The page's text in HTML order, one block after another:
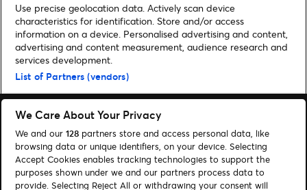
Home Musik
Bruce Springsteen & The E Street Band kommen 2024 live
nach Hannover | Alle Infos zum Ticket-Vorverkauf
Suchen
Cookie-Einwilligungstool
Use precise geolocation data. Actively scan device
characteristics for identification. Store and/or access
information on a device. Personalised advertising and content,
advertising and content measurement, audience research and
services development.
List of Partners (vendors)
We Care About Your Privacy
We and our 128 partners store and access personal data, like
browsing data or unique identifiers, on your device. Selecting
Accept Cookies enables tracking technologies to support the
purposes shown under we and our partners process data to
provide. Selecting Reject All or withdrawing your consent will